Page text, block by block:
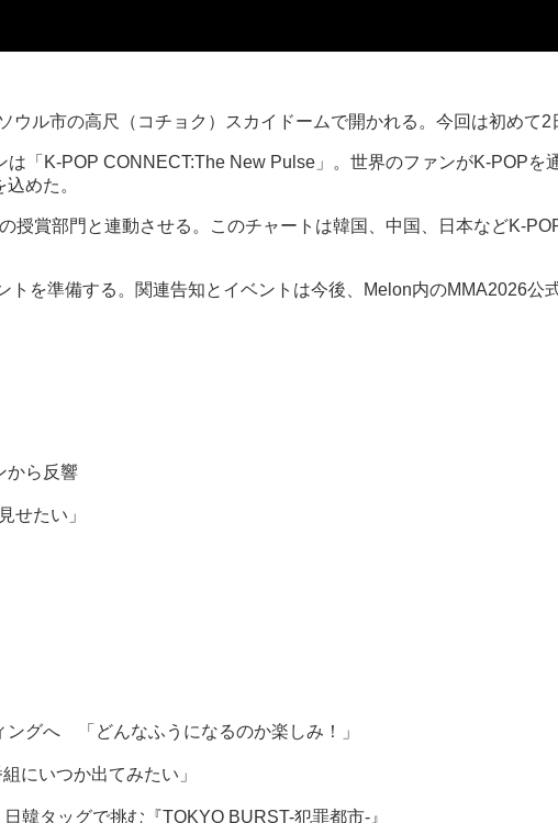
ル市の高尺（コチョク）スカイドームで開かれる。今回は初めて2
「K-POP CONNECT:The New Pulse」。世界のファンがK-POP
めた。
授賞部門と連動させる。このチャートは韓国、中国、日本などK-
を準備する。関連告知とイベントは今後、Melon内のMMA2026公
から反響
せたい」
ングへ 「どんなふうになるのか楽しみ！」
にいつか出てみたい」
韓タッグで挑む『TOKYO BURST-犯罪都市-』